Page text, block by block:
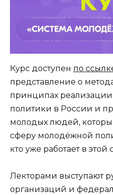
Курс доступен по
представление о
принципах
политики в России и
молодых людей,
сферу молодёжной
кто уже работает в этой
Лекторами выступают
организаций и